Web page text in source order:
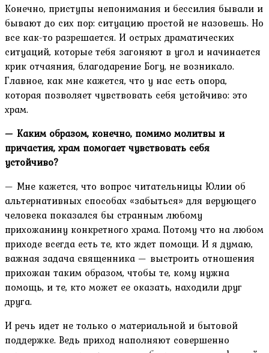
Конечно, приступы непонимания и бессилия бывали и
бывают до сих пор: ситуацию простой не назовешь. Но
все как-то разрешается. И острых драматических
ситуаций, которые тебя загоняют в угол и начинается
крик отчаяния, благодарение Богу, не возникало.
Главное, как мне кажется, что у нас есть опора,
которая позволяет чувствовать себя устойчиво: это
храм.
— Каким образом, конечно, помимо молитвы и
причастия, храм помогает чувствовать себя
устойчиво?
— Мне кажется, что вопрос читательницы Юлии об
альтернативных способах «забыться» для верующего
человека показался бы странным любому
прихожанину конкретного храма. Потому что на любом
приходе всегда есть те, кто ждет помощи. И я думаю,
важная задача священника — выстроить отношения
прихожан таким образом, чтобы те, кому нужна
помощь, и те, кто может ее оказать, находили друг
друга.
И речь идет не только о материальной и бытовой
поддержке. Ведь приход наполняют совершенно